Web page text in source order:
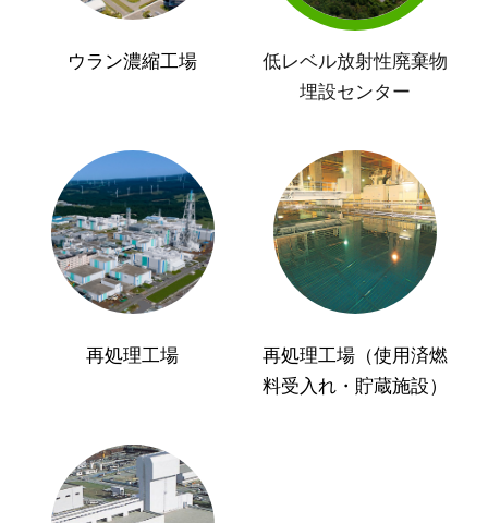
ウラン濃縮工場
低レベル放射性廃棄物
埋設センター
再処理工場
再処理工場（使用済燃
料受入れ・貯蔵施設）